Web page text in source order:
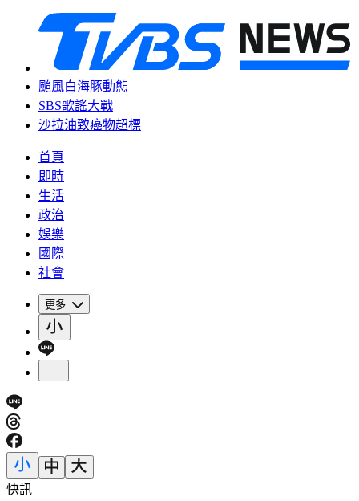
颱風白海豚動態
SBS歌謠大戰
沙拉油致癌物超標
首頁
即時
生活
政治
娛樂
國際
社會
更多
快訊